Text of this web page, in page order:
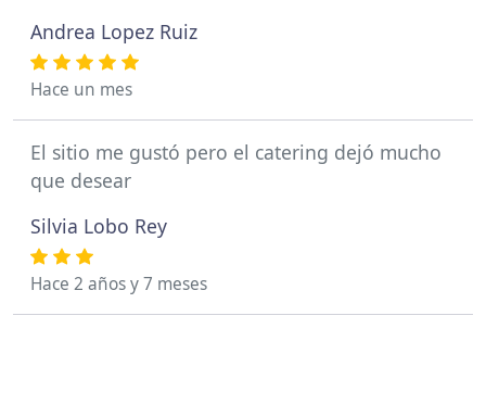
Andrea Lopez Ruiz
Hace un mes
El sitio me gustó pero el catering dejó mucho
que desear
Silvia Lobo Rey
Hace 2 años y 7 meses